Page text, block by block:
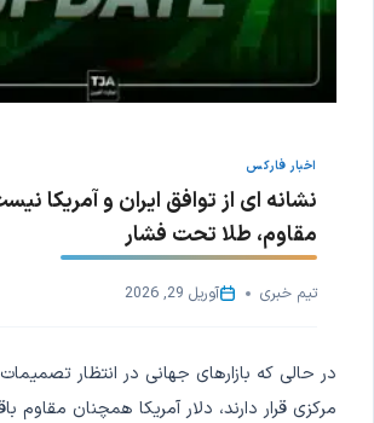
اخبار فارکس
نشانه ای از توافق ایران و آمریکا
مقاوم، طلا تحت فشار
تیم خبری آوریل 29, 2026
در حالی که بازارهای جهانی در انتظار
مرکزی قرار دارند، دلار آمریکا همچنان مقاوم